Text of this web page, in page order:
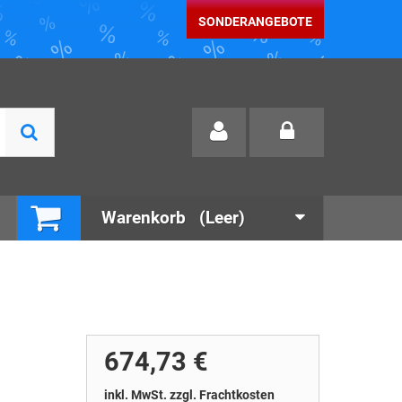
SONDERANGEBOTE
Warenkorb (Leer)
674,73 €
inkl. MwSt. zzgl. Frachtkosten